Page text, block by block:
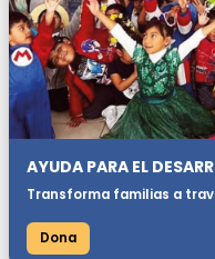
AYUDA PARA EL
Transforma familias a
Dona